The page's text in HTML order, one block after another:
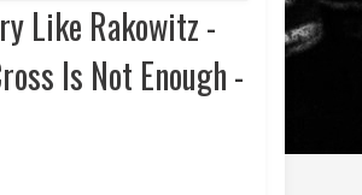
Like Rakowitz -
Is Not Enough -